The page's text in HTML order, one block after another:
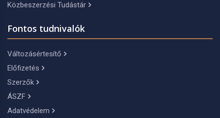
Közbeszerzési Tudástár
Fontos tudnivalók
Változásértesítő
Előfizetés
Szerzők
ÁSZF
Adatvédelem